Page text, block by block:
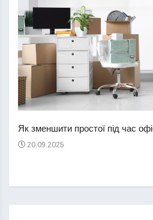
Як зменшити простої під час
20.09.2025